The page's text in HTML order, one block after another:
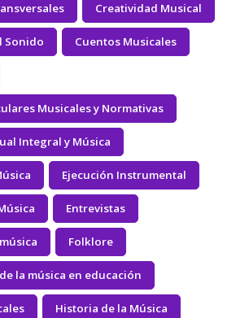
Creatividad Musical
Sonido Cuentos Musicales
Musicales y Normativas
Integral y Música
Ejecución Instrumental
Entrevistas
Folklore
la música en educación
Historia de la Música